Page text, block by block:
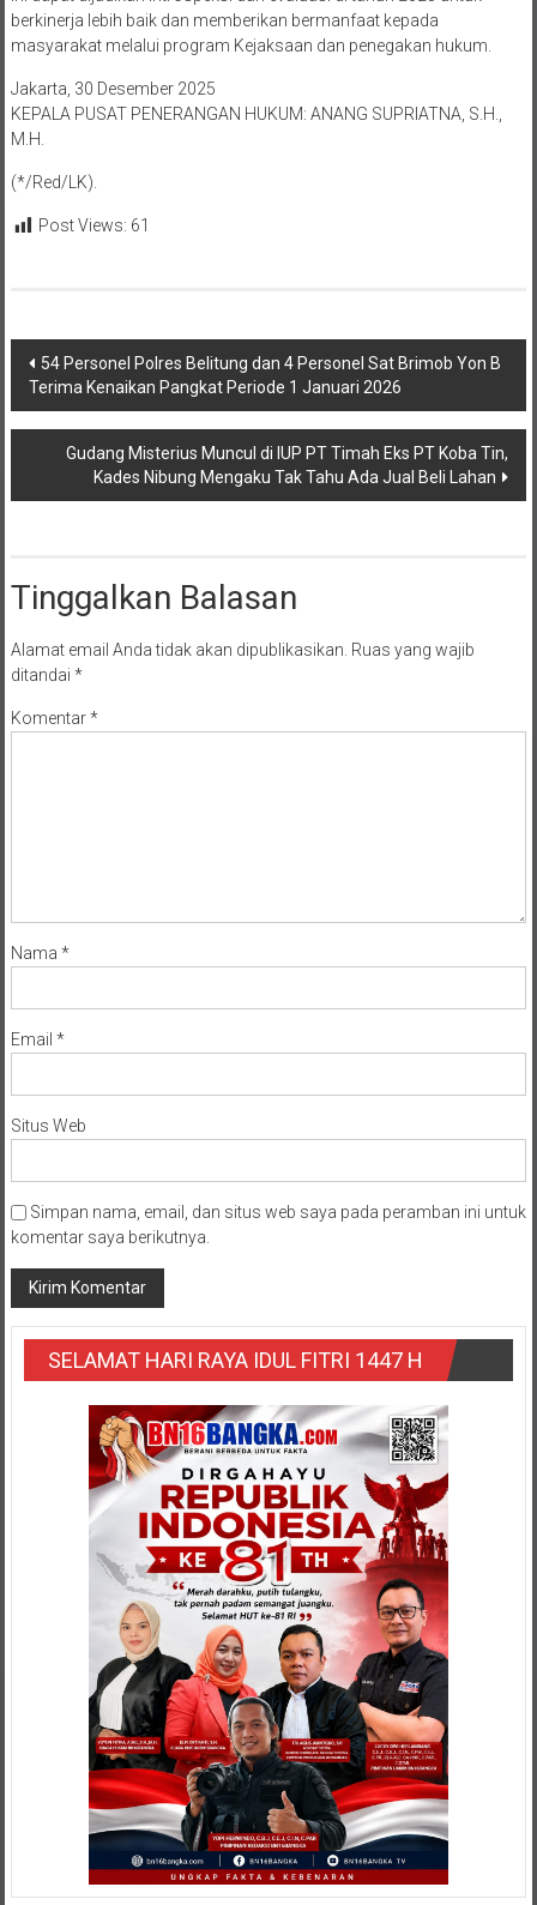
berkinerja lebih baik dan memberikan bermanfaat kepada
masyarakat melalui program Kejaksaan dan penegakan hukum.
Jakarta, 30 Desember 2025
KEPALA PUSAT PENERANGAN HUKUM: ANANG SUPRIATNA, S.H.,
M.H.
(*/Red/LK).
Post Views: 61
Navigasi
pos
54 Personel Polres Belitung dan 4 Personel Sat Brimob Yon B
Terima Kenaikan Pangkat Periode 1 Januari 2026
Gudang Misterius Muncul di IUP PT Timah Eks PT Koba Tin,
Kades Nibung Mengaku Tak Tahu Ada Jual Beli Lahan
Tinggalkan Balasan
Alamat email Anda tidak akan dipublikasikan. Ruas yang wajib
ditandai *
Komentar*
Nama *
Email *
Situs Web
Simpan nama, email, dan situs web saya pada peramban ini untuk
komentar saya berikutnya.
SELAMAT HARI RAYA IDUL FITRI 1447 H